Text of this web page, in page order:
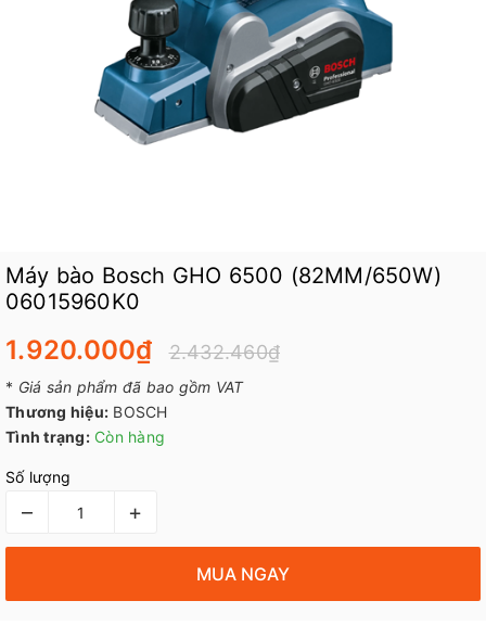
Máy bào Bosch GHO 6500 (82MM/650W)
06015960K0
1.920.000₫ 2.432.460₫
* Giá sản phẩm đã bao gồm VAT
Thương hiệu: BOSCH
Tình trạng: Còn hàng
Số lượng
– +
MUA NGAY